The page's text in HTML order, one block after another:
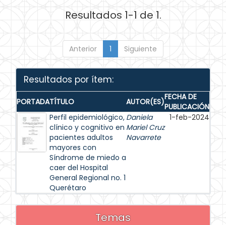
Resultados 1-1 de 1.
Anterior 1 Siguiente
Resultados por ítem:
PORTADATÍTULO AUTOR(ES)FECHA DE
PUBLICACIÓN
Perfil epidemiológico,
clínico y cognitivo en
pacientes adultos
mayores con
Síndrome de miedo a
caer del Hospital
General Regional no. 1
Querétaro
Daniela
Mariel Cruz
Navarrete
1-feb-2024
Temas